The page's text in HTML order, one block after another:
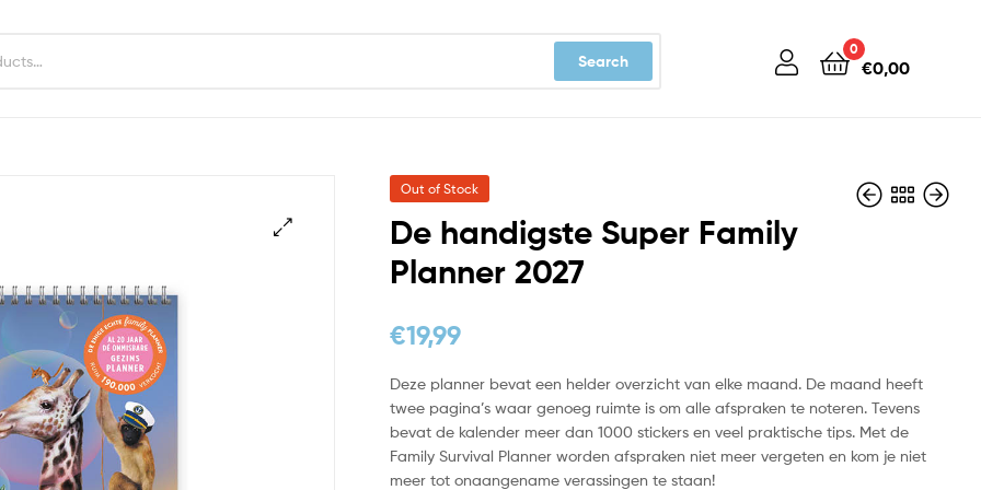
Search
0
€0,00
Out of Stock
De handigste Super Family
Planner 2027
€19,99
Deze planner bevat een helder overzicht van elke maand. De maand heeft
twee pagina’s waar genoeg ruimte is om alle afspraken te noteren. Tevens
bevat de kalender meer dan 1000 stickers en veel praktische tips. Met de
Family Survival Planner worden afspraken niet meer vergeten en kom je niet
meer tot onaangename verassingen te staan!